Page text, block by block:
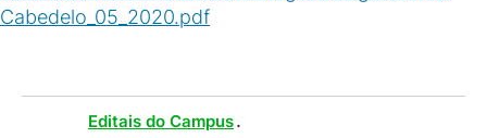
Cabedelo_05_2020.pdf
Editais do Campus.